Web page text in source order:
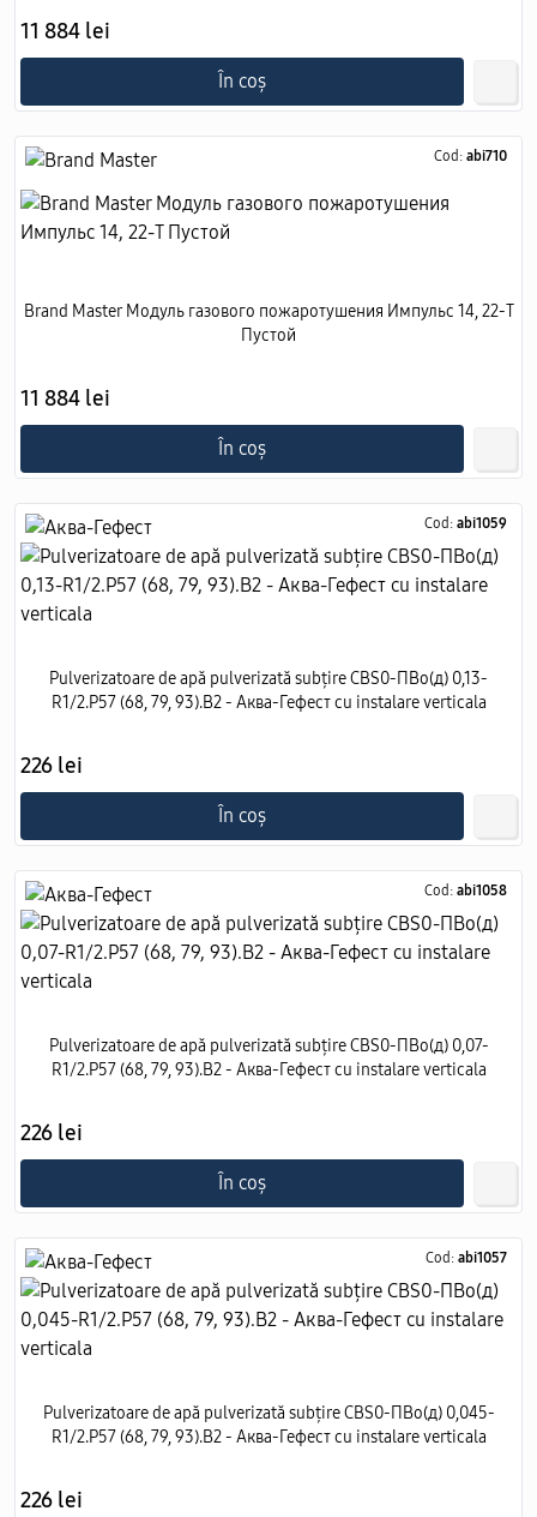
11 884 lei
În coș
Cod: abi710
Brand Master Модуль газового пожаротушения Импульс 14, 22-Т
Пустой
11 884 lei
În coș
Cod: abi1059
Pulverizatoare de apă pulverizată subțire CBS0-ПВо(д) 0,13-
R1/2.Р57 (68, 79, 93).В2 - Аква-Гефест cu instalare verticala
226 lei
În coș
Cod: abi1058
Pulverizatoare de apă pulverizată subțire CBS0-ПВо(д) 0,07-
R1/2.Р57 (68, 79, 93).В2 - Аква-Гефест cu instalare verticala
226 lei
În coș
Cod: abi1057
Pulverizatoare de apă pulverizată subțire CBS0-ПВо(д) 0,045-
R1/2.Р57 (68, 79, 93).В2 - Аква-Гефест cu instalare verticala
226 lei